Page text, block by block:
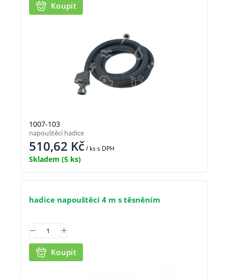
1007-103
510,62 Kč/ kss DPH
Skladem (5 ks)
Koupit
napouštěcí hadice
hadice napouštěcí 4 m s těsněním
Koupit